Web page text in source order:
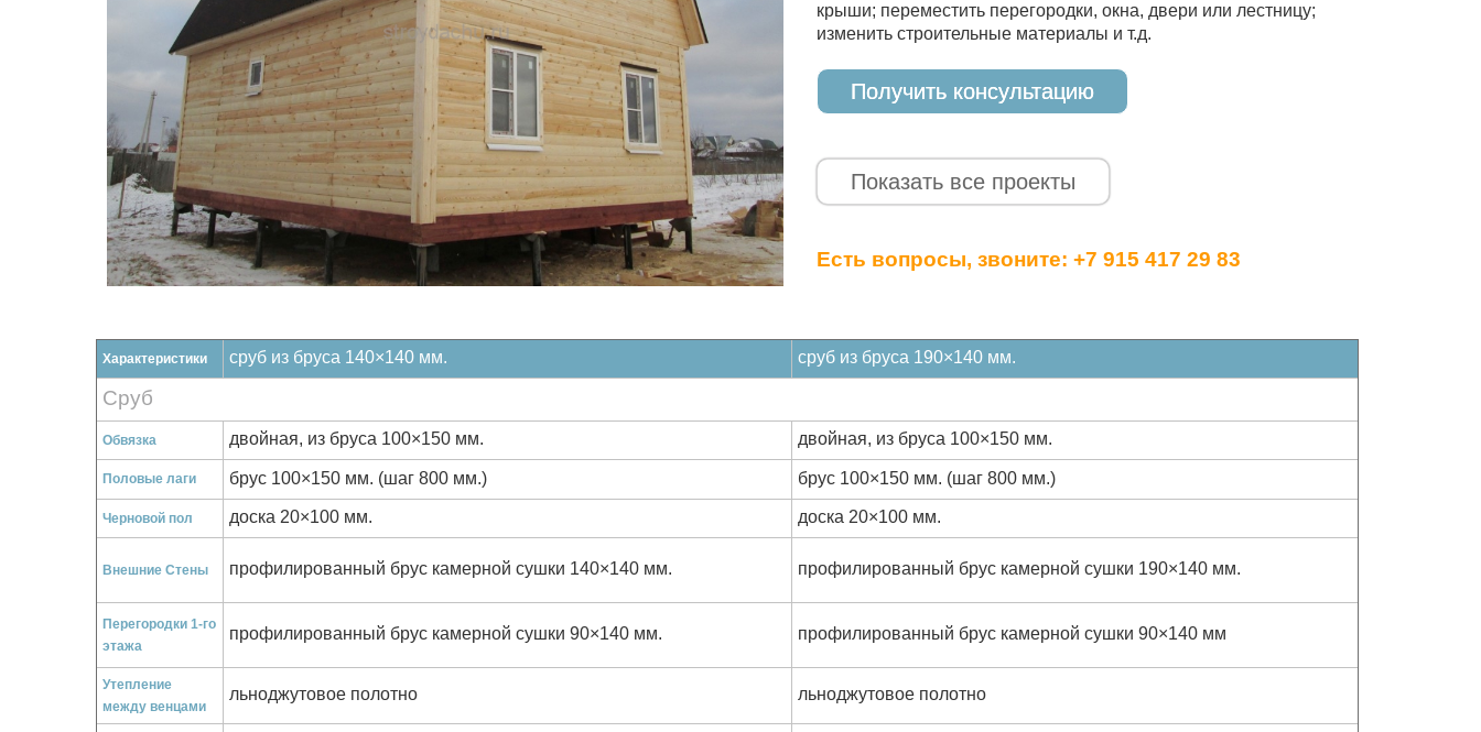
крыши; переместить перегородки, окна, двери или лестницу;
изменить строительные материалы и т.д.
Получить консультацию
Показать все проекты
Есть вопросы, звоните: +7 915 417 29 83
Характеристики сруб из бруса 140×140 мм. сруб из бруса 190×140 мм.
Сруб
Обвязка двойная, из бруса 100×150 мм. двойная, из бруса 100×150 мм.
Половые лаги брус 100×150 мм. (шаг 800 мм.) брус 100×150 мм. (шаг 800 мм.)
Черновой пол доска 20×100 мм. доска 20×100 мм.
Внешние Стены профилированный брус камерной сушки 140×140 мм. профилированный брус камерной сушки 190×140 мм.
Перегородки 1-го
этажа
профилированный брус камерной сушки 90×140 мм. профилированный брус камерной сушки 90×140 мм
Утепление
между венцами
льноджутовое полотно льноджутовое полотно